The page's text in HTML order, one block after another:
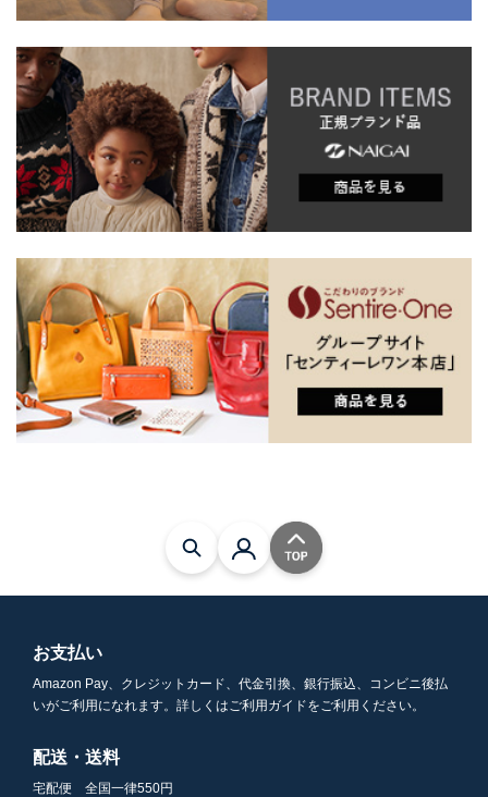
お支払い
Amazon Pay、クレジットカード、代金引換、銀行振込、コンビニ後払
いがご利用になれます。詳しくはご利用ガイドをご利用ください。
配送・送料
宅配便 全国一律550円